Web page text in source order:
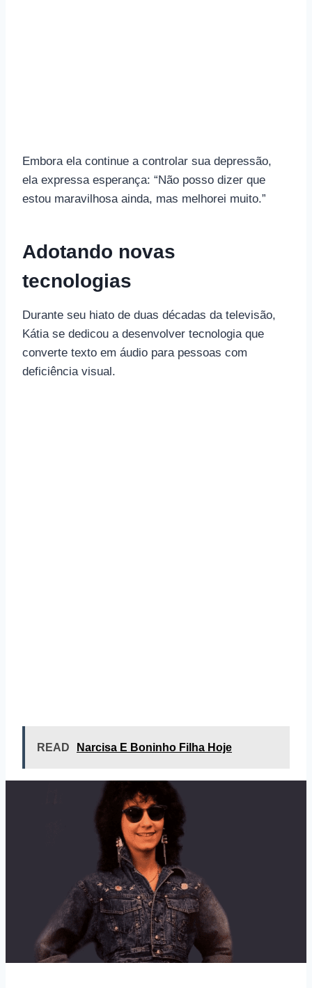
Embora ela continue a controlar sua depressão,
ela expressa esperança: “Não posso dizer que
estou maravilhosa ainda, mas melhorei muito.”
Adotando novas
tecnologias
Durante seu hiato de duas décadas da televisão,
Kátia se dedicou a desenvolver tecnologia que
converte texto em áudio para pessoas com
deficiência visual.
READ Narcisa E Boninho Filha Hoje